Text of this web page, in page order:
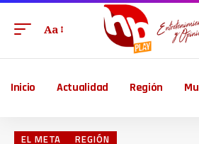
Aa
Inicio Actualidad Región
EL META REGIÓN